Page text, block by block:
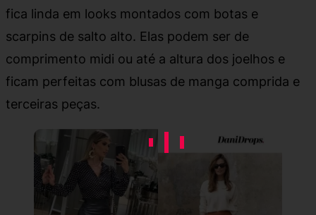
fica linda em looks montados com botas e
scarpins de salto alto. Elas podem ser de
comprimento midi ou até a altura dos joelhos e
ficam perfeitas com blusas de manga comprida e
terceiras peças.